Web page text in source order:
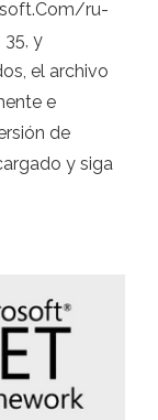
ru-
y
el archivo
e
de
y siga